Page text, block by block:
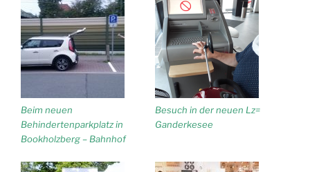
Beim neuen
Behindertenparkplatz in
Bookholzberg – Bahnhof
Besuch in der neuen Lz=
Ganderkesee